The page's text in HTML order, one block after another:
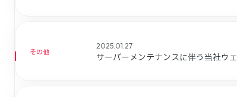
その他
2025.01.27
サーバーメンテナンスに伴う当社ウ